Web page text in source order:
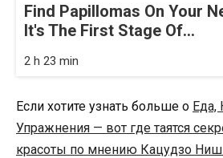
Find Papillomas On Your
It's The First Stage Of...
2 h 23 min
Если хотите узнать больше о Еда,
Упражнения — вот где таятся
красоты по мнению Кацудзо